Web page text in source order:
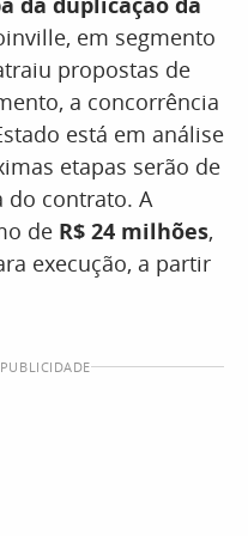
em segmento
propostas de
a concorrência
está em análise
etapas serão de
do contrato. A
de R$ 24 milhões,
execução, a partir